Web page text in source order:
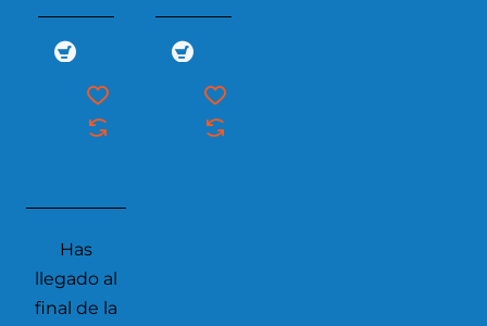
Has
llegado al
final de la